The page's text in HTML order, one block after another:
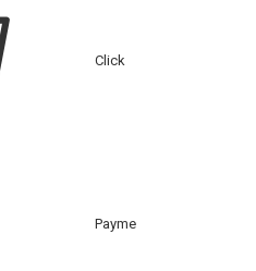
Click
Payme